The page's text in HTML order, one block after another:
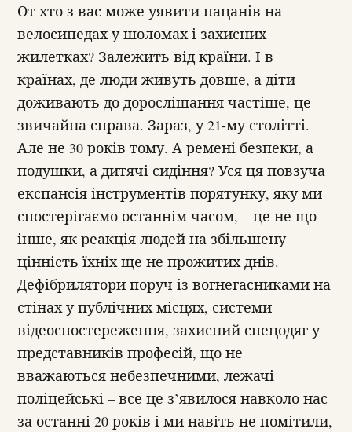
От хто з вас може уявити пацанів на
велосипедах у шоломах і захисних
жилетках? Залежить від країни. І в
країнах, де люди живуть довше, а діти
доживають до дорослішання частіше, це –
звичайна справа. Зараз, у 21-му столітті.
Але не 30 років тому. А ремені безпеки, а
подушки, а дитячі сидіння? Уся ця повзуча
експансія інструментів порятунку, яку ми
спостерігаємо останнім часом, – це не що
інше, як реакція людей на збільшену
цінність їхніх ще не прожитих днів.
Дефібрилятори поруч із вогнегасниками на
стінах у публічних місцях, системи
відеоспостереження, захисний спецодяг у
представників професій, що не
вважаються небезпечними, лежачі
поліцейські – все це з’явилося навколо нас
за останні 20 років і ми навіть не помітили,